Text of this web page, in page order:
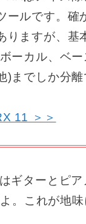
ールです。確
りますが、基
ーカル、ベー
)までしか分
11 ＞＞
ギターとピ
。これが地